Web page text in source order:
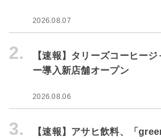
2026.08.07
2.
【速報】タリーズコーヒー
ー導入新店舗オープン
2026.08.06
3.
【速報】アサヒ飲料、「